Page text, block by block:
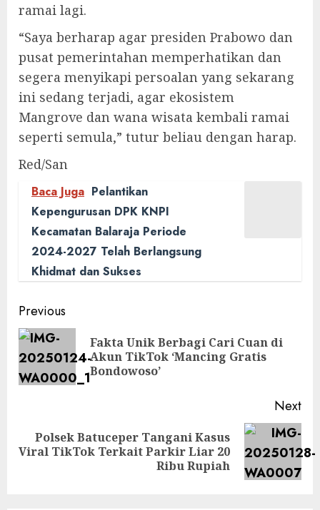
ramai lagi.
“Saya berharap agar presiden Prabowo dan
pusat pemerintahan memperhatikan dan
segera menyikapi persoalan yang sekarang
ini sedang terjadi, agar ekosistem
Mangrove dan wana wisata kembali ramai
seperti semula,” tutur beliau dengan harap.
Red/San
Baca Juga Pelantikan
Kepengurusan DPK KNPI
Kecamatan Balaraja Periode
2024-2027 Telah Berlangsung
Khidmat dan Sukses
Post
navigation
Previous
Fakta Unik Berbagi Cari Cuan di
Akun TikTok ‘Mancing Gratis
Bondowoso’
Next
Next
Polsek Batuceper Tangani Kasus
Viral TikTok Terkait Parkir Liar 20
Ribu Rupiah